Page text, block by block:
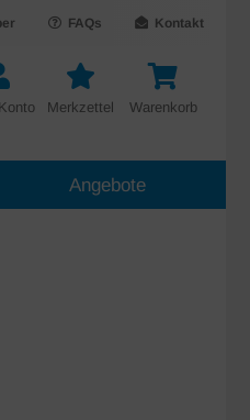
Kontakt
FAQs
Warenkorb
Merkzettel
Angebote